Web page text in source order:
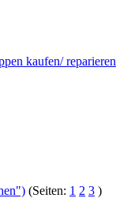
kaufen/ reparieren
(Seiten: 1 2 3 )